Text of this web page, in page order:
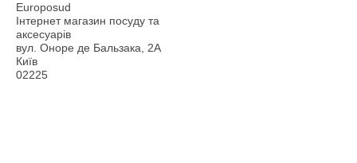
Europosud
Інтернет магазин посуду та
аксесуарів
вул. Оноре де Бальзака, 2А
Київ
02225